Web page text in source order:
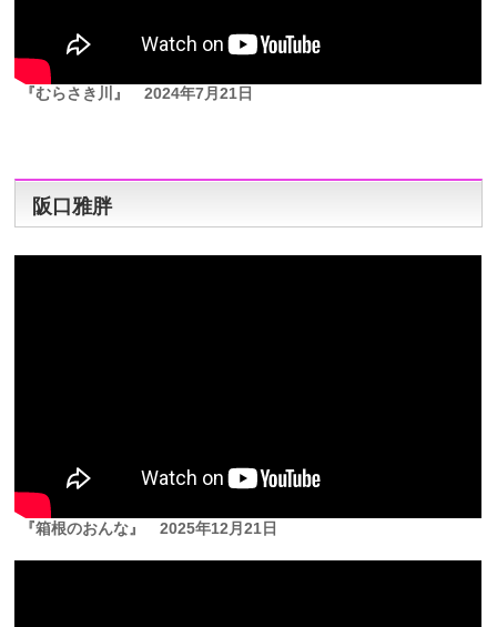
『むらさき川』2024年7月21日
阪口雅胖
『箱根のおんな』2025年12月21日